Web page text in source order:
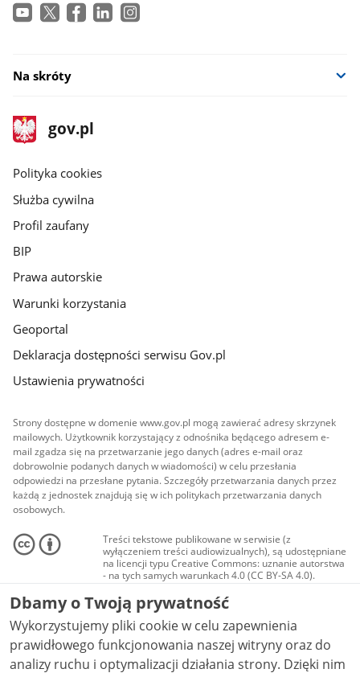
Na skróty
stopka
gov.pl
Strona
gov.pl
gov.pl
Polityka cookies
Służba cywilna
Profil zaufany
BIP
Prawa autorskie
Warunki korzystania
Geoportal
Deklaracja dostępności serwisu Gov.pl
Ustawienia prywatności
Strony dostępne w domenie www.gov.pl mogą zawierać adresy skrzynek
mailowych. Użytkownik korzystający z odnośnika będącego adresem e-
mail zgadza się na przetwarzanie jego danych (adres e-mail oraz
dobrowolnie podanych danych w wiadomości) w celu przesłania
odpowiedzi na przesłane pytania. Szczegóły przetwarzania danych przez
każdą z jednostek znajdują się w ich politykach przetwarzania danych
osobowych.
Treści tekstowe publikowane w serwisie (z
wyłączeniem treści audiowizualnych), są udostępniane
na licencji typu Creative Commons: uznanie autorstwa
- na tych samych warunkach 4.0 (CC BY-SA 4.0).
Materiały audiowizualne, w tym zdjęcia, materiały
audio i wideo, są udostępniane na licencji typu
Creative Commons: uznanie autorstwa użycie
niekomercyjne - bez utworów zależnych 4.0 (CC BY-
NC-ND 4.0), o ile nie jest to stwierdzone inaczej.
Dbamy o Twoją prywatność
Wykorzystujemy pliki cookie w celu zapewnienia
prawidłowego funkcjonowania naszej witryny oraz do
analizy ruchu i optymalizacji działania strony. Dzięki nim